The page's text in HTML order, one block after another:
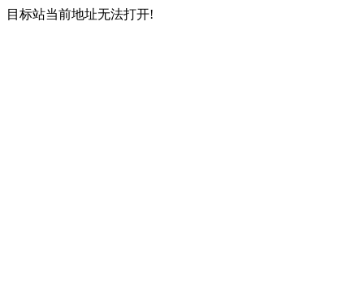
目标站当前地址无法打开!